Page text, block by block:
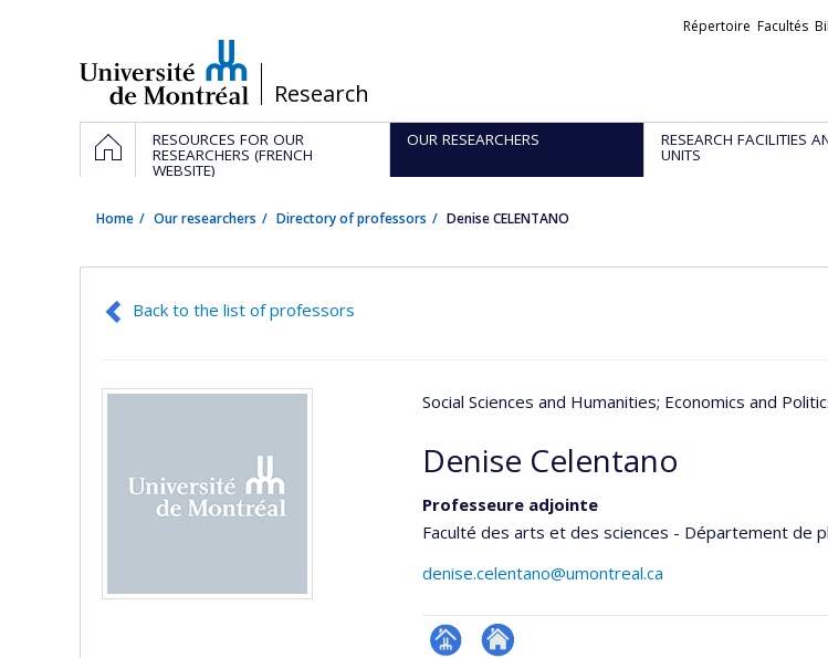
/Research
Liens
Répertoire Facultés
Navigation
principale
HOMERESOURCES FOR OUR
RESEARCHERS (FRENCH
WEBSITE)
OUR RESEARCHERS RESEARCH FACILITIES
UNITS
Home Our researchers Directory of professors Denise CELENTANO
Back to the list of professors
Social Sciences and Humanities; Economics and
Denise Celentano
Professeure adjointe
Faculté des arts et des sciences - Département de
denise.celentano@umontreal.ca